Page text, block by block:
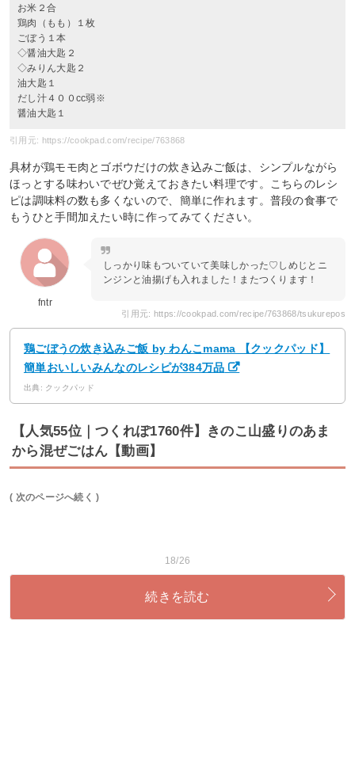
お米２合
鶏肉（もも）１枚
ごぼう１本
◇醤油大匙２
◇みりん大匙２
油大匙１
だし汁４００cc弱※
醤油大匙１
引用元: https://cookpad.com/recipe/763868
具材が鶏モモ肉とゴボウだけの炊き込みご飯は、シンプルながら
ほっとする味わいでぜひ覚えておきたい料理です。こちらのレシ
ピは調味料の数も多くないので、簡単に作れます。普段の食事で
もうひと手間加えたい時に作ってみてください。
fntr
しっかり味もついていて美味しかった♡しめじとニ
ンジンと油揚げも入れました！またつくります！
引用元: https://cookpad.com/recipe/763868/tsukurepos
鶏ごぼうの炊き込みご飯 by わんこmama 【クックパッド】
簡単おいしいみんなのレシピが384万品
出典: クックパッド
【人気55位｜つくれぽ1760件】きのこ山盛りのあま
から混ぜごはん【動画】
( 次のページへ続く )
18/26
続きを読む